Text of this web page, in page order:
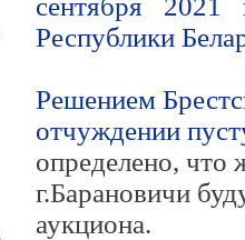
сентября
Республики
Решением
отчуждении
определено, что
г.Барановичи
аукциона.